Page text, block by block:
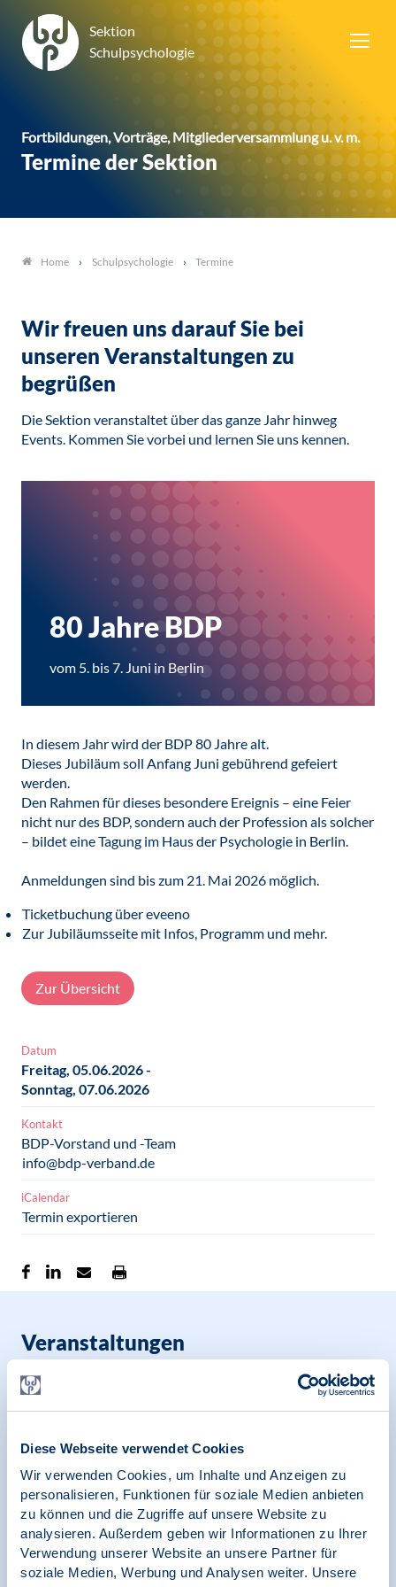
Diese Webseite verwendet Cookies
Wir verwenden Cookies, um Inhalte und Anzeigen zu
personalisieren, Funktionen für soziale Medien anbieten
zu können und die Zugriffe auf unsere Website zu
analysieren. Außerdem geben wir Informationen zu Ihrer
Verwendung unserer Website an unsere Partner für
soziale Medien, Werbung und Analysen weiter. Unsere
Sektion
Schulpsychologie
Fortbildungen, Vorträge, Mitgliederversammlung u. v. m.
Termine der Sektion
Home Schulpsychologie Termine
Wir freuen uns darauf Sie bei
unseren Veranstaltungen zu
begrüßen
Die Sektion veranstaltet über das ganze Jahr hinweg
Events. Kommen Sie vorbei und lernen Sie uns kennen.
80 Jahre BDP
vom 5. bis 7. Juni in Berlin
In diesem Jahr wird der BDP 80 Jahre alt.
Dieses Jubiläum soll Anfang Juni gebührend gefeiert
werden.
Den Rahmen für dieses besondere Ereignis – eine Feier
nicht nur des BDP, sondern auch der Profession als solcher
– bildet eine Tagung im Haus der Psychologie in Berlin.
Anmeldungen sind bis zum 21. Mai 2026 möglich.
Ticketbuchung über eveeno
Zur Jubiläumsseite mit Infos, Programm und mehr.
Zur Übersicht
Datum
Freitag, 05.06.2026 -
Sonntag, 07.06.2026
Kontakt
BDP-Vorstand und -Team
info@bdp-verband.de
iCalendar
Termin exportieren
Veranstaltungen
aus dem Gesamtverband